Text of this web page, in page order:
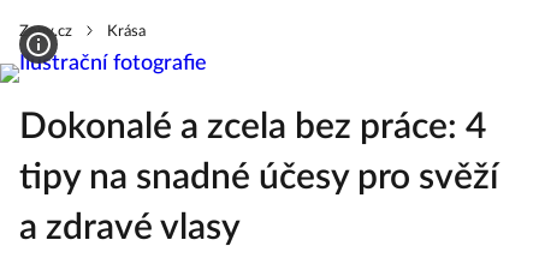
Zeny.cz Krása
Dokonalé a zcela bez práce: 4
tipy na snadné účesy pro svěží
a zdravé vlasy